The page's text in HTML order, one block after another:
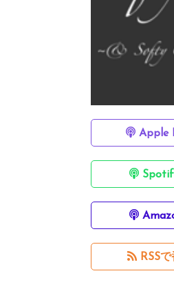
Apple
RSSで